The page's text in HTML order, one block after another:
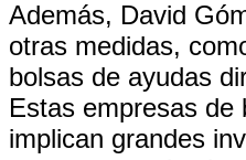
Además, David
otras medidas,
bolsas de ayudas
Estas empresas de
implican grandes